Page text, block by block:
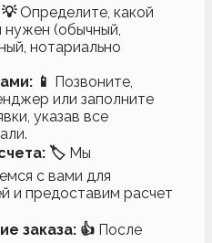
💡Определите, какой
нужен (обычный,
нотариально
📱
Позвоните,
или заполните
указав все
🏷 Мы
с вами для
и предоставим расчет
заказа: 👍 После